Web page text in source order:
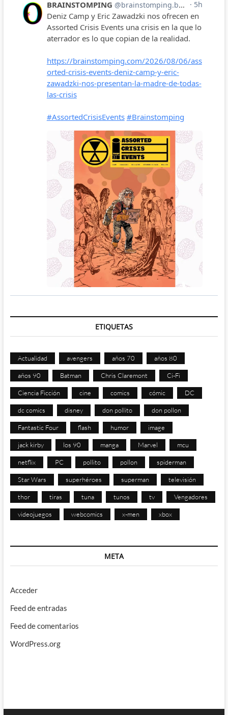
ETIQUETAS
Actualidad avengers años 70 años 80
años 90 Batman Chris Claremont Ci-Fi
Ciencia Ficción cine comics cómic DC
dc comics disney don pollito don pollon
Fantastic Four flash humor image
jack kirby los 90 manga Marvel mcu
netflix PC pollito pollon spiderman
Star Wars superhéroes superman televisión
thor tiras tuna tunos tv Vengadores
videojuegos webcomics x-men xbox
META
Acceder
Feed de entradas
Feed de comentarios
WordPress.org